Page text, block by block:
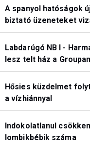
A spanyol hatóságok
biztató üzeneteket
Labdarúgó NB I -
lesz telt ház a
Hősies küzdelmet
a vízhiánnyal
Indokolatlanul
lombikbébik száma